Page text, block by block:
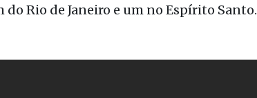
do Rio de Janeiro e um no Espírito Santo.